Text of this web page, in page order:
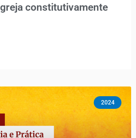
constitutivamente
2024